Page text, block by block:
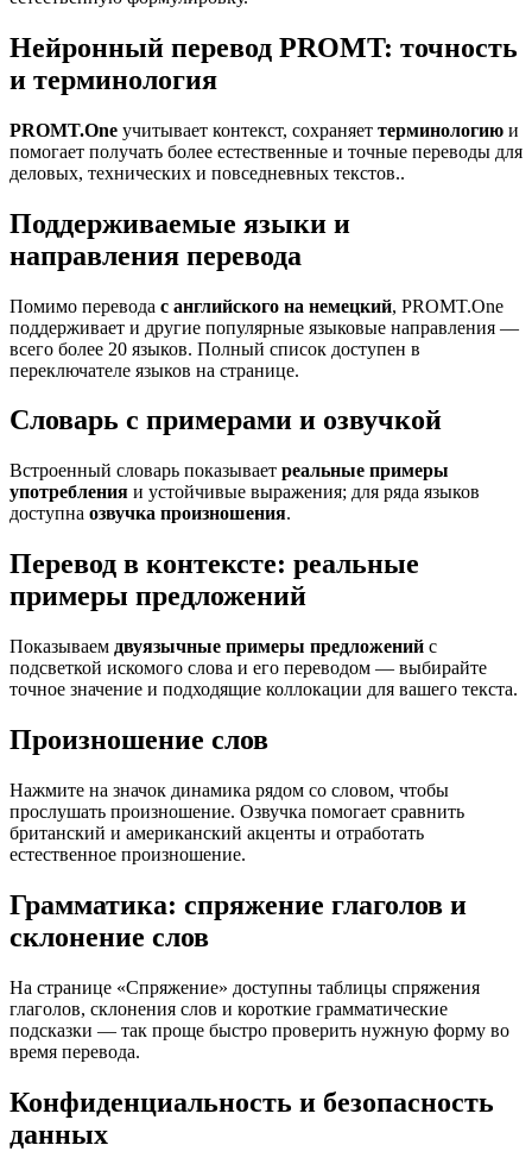
Нейронный перевод PROMT: точность
и терминология
PROMT.One учитывает контекст, сохраняет терминологию и
помогает получать более естественные и точные переводы для
деловых, технических и повседневных текстов..
Поддерживаемые языки и
направления перевода
Помимо перевода с английского на немецкий, PROMT.One
поддерживает и другие популярные языковые направления —
всего более 20 языков. Полный список доступен в
переключателе языков на странице.
Словарь с примерами и озвучкой
Встроенный словарь показывает реальные примеры
употребления и устойчивые выражения; для ряда языков
доступна озвучка произношения.
Перевод в контексте: реальные
примеры предложений
Показываем двуязычные примеры предложений с
подсветкой искомого слова и его переводом — выбирайте
точное значение и подходящие коллокации для вашего текста.
Произношение слов
Нажмите на значок динамика рядом со словом, чтобы
прослушать произношение. Озвучка помогает сравнить
британский и американский акценты и отработать
естественное произношение.
Грамматика: спряжение глаголов и
склонение слов
На странице «Спряжение» доступны таблицы спряжения
глаголов, склонения слов и короткие грамматические
подсказки — так проще быстро проверить нужную форму во
время перевода.
Конфиденциальность и безопасность
данных